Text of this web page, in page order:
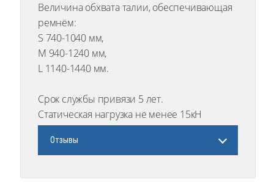
Величина обхвата талии, обеспечивающая
ремнём:
S 740-1040 мм,
M 940-1240 мм,
L 1140-1440 мм.
Срок службы привязи 5 лет.
Статическая нагрузка не менее 15кН
Отзывы